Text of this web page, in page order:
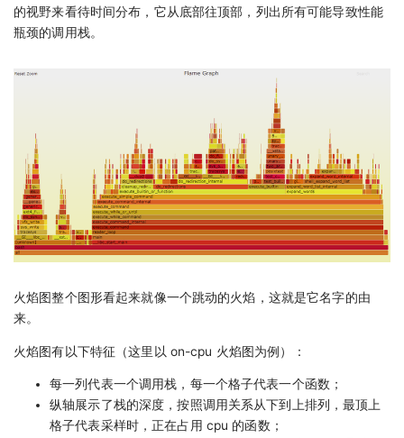
的视野来看待时间分布，它从底部往顶部，列出所有可能导致性能
瓶颈的调用栈。
火焰图整个图形看起来就像一个跳动的火焰，这就是它名字的由
来。
火焰图有以下特征（这里以 on-cpu 火焰图为例）：
每一列代表一个调用栈，每一个格子代表一个函数；
纵轴展示了栈的深度，按照调用关系从下到上排列，最顶上
格子代表采样时，正在占用 cpu 的函数；